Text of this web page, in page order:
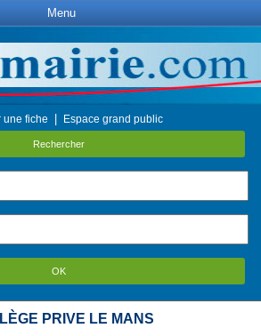
Menu
une fiche Espace grand public
Rechercher
OK
PRIVE LE MANS